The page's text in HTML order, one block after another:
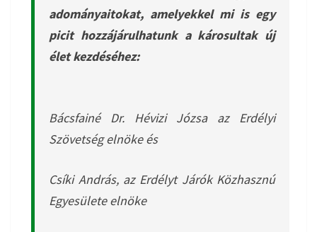
adományaitokat, amelyekkel mi is egy
picit hozzájárulhatunk a károsultak új
élet kezdéséhez:
Bácsfainé Dr. Hévizi Józsa az Erdélyi
Szövetség elnöke és
Csíki András, az Erdélyt Járók Közhasznú
Egyesülete elnöke